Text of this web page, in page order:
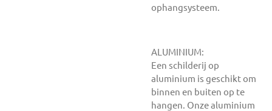
ophangsysteem.
ALUMINIUM:
Een schilderij op
aluminium is geschikt om
binnen en buiten op te
hangen. Onze aluminium